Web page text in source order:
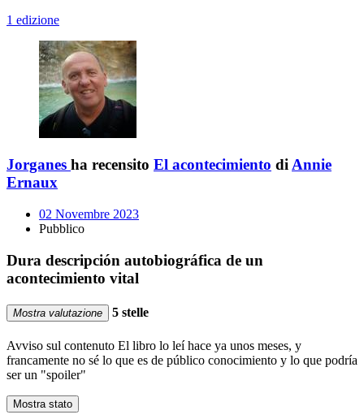
1 edizione
Jorganes ha recensito El acontecimiento diAnnie
Ernaux
02 Novembre 2023
Pubblico
Dura descripción autobiográfica de un
acontecimiento vital
Mostra valutazione 5 stelle
Avviso sul contenuto El libro lo leí hace ya unos meses, y
francamente no sé lo que es de público conocimiento y lo que podría
ser un "spoiler"
Mostra stato